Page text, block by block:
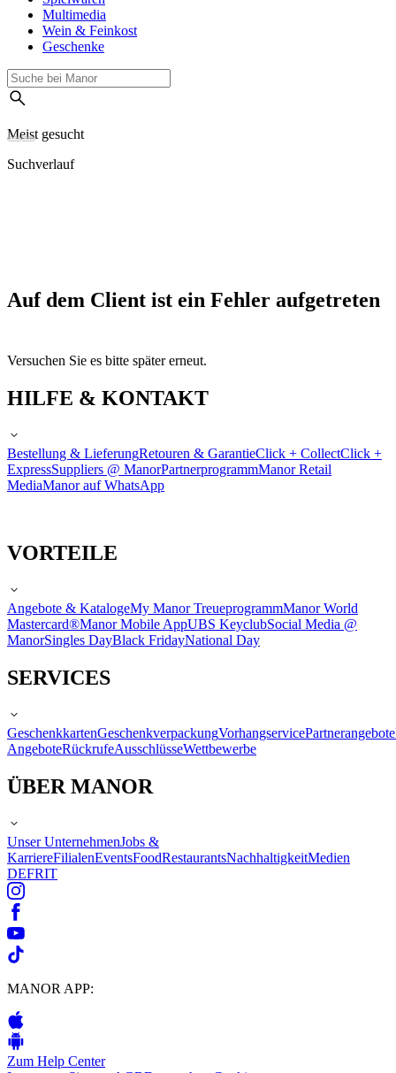
Multimedia
Wein & Feinkost
Geschenke
Meist gesucht
Suchverlauf
Auf dem Client ist ein Fehler aufgetreten
Versuchen Sie es bitte später erneut.
HILFE & KONTAKT
Bestellung & LieferungRetouren & GarantieClick + CollectClick +
ExpressSuppliers @ ManorPartnerprogrammManor Retail
MediaManor auf WhatsApp
VORTEILE
Angebote & KatalogeMy Manor TreueprogrammManor World
Mastercard®Manor Mobile AppUBS KeyclubSocial Media @
ManorSingles DayBlack FridayNational Day
SERVICES
GeschenkkartenGeschenkverpackungVorhangservicePartnerangebote
AngeboteRückrufeAusschlüsseWettbewerbe
ÜBER MANOR
Unser UnternehmenJobs &
KarriereFilialenEventsFoodRestaurantsNachhaltigkeitMedien
DEFRIT
MANOR APP:
Zum Help Center